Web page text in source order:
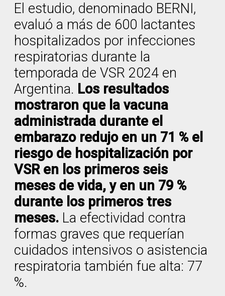
El estudio, denominado BERNI,
evaluó a más de 600 lactantes
hospitalizados por infecciones
respiratorias durante la
temporada de VSR 2024 en
Argentina. Los resultados
mostraron que la vacuna
administrada durante el
embarazo redujo en un 71 % el
riesgo de hospitalización por
VSR en los primeros seis
meses de vida, y en un 79 %
durante los primeros tres
meses. La efectividad contra
formas graves que requerían
cuidados intensivos o asistencia
respiratoria también fue alta: 77
%.